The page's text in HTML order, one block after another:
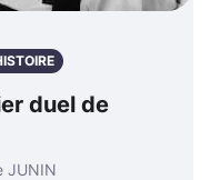
duel de
JUNIN